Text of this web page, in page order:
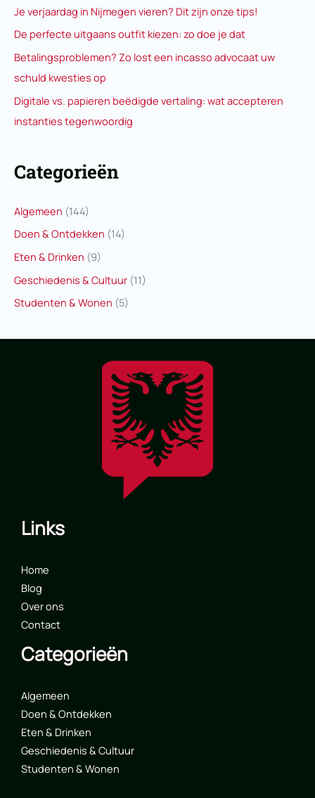
Je verjaardag in Nijmegen vieren? Dit zijn onze tips!
De perfecte uitgaans outfit kiezen: zo doe je dat
Betalingsproblemen? Zo lost een incasso advocaat uw
schuld kwesties op
Digitale vs. papieren beëdigde vertaling: wat accepteren
instanties tegenwoordig
Categorieën
Algemeen (144)
Doen & Ontdekken (14)
Eten & Drinken (9)
Geschiedenis & Cultuur (11)
Studenten & Wonen (5)
Links
Home
Blog
Over ons
Contact
Categorieën
Algemeen
Doen & Ontdekken
Eten & Drinken
Geschiedenis & Cultuur
Studenten & Wonen